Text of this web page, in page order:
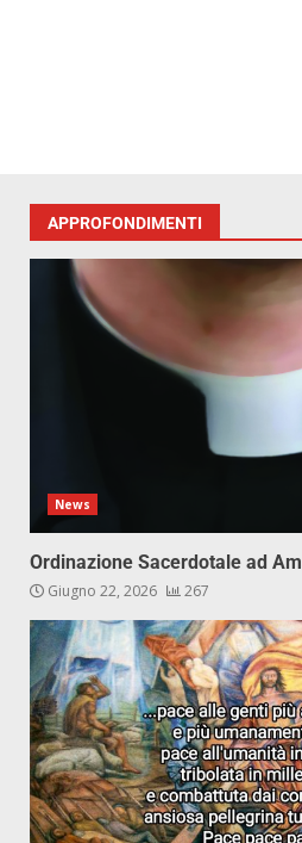
APPROFONDIMENTI
News
Ordinazione Sacerdotale ad
Giugno 22, 2026 267